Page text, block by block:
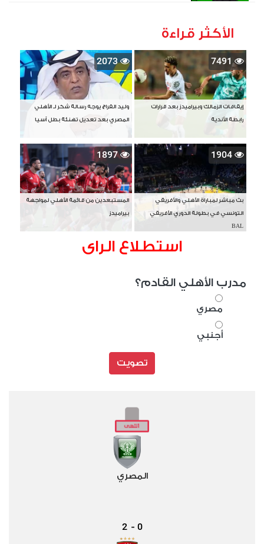
الأكثر قراءة
7491
إيقافات الزمالك وبيراميدز بعد قرارات
رابطة الأندية
2073
وليد الفراج يوجه رسالة شكر لـ الأهلي
المصري بعد تعديل تهنئة بطل آسيا
1904
بث مباشر لمباراة الأهلي والأفريقي
التونسي في بطولة الدوري الأفريقي
BAL
1897
المستبعدين من قائمة الأهلي لمواجهة
بيراميدز
استطلاع الراى
مدرب الأهلي القادم؟
مصري
أجنبي
تصويت
المصري
0
-
2